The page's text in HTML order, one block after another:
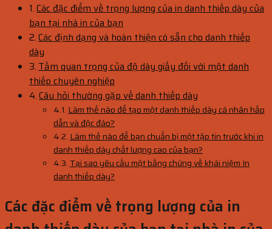
Các đặc điểm về trọng lượng của in danh thiếp dày của
bạn tại nhà in của bạn
Các định dạng và hoàn thiện có sẵn cho danh thiếp
dày
Tầm quan trọng của độ dày giấy đối với một danh
thiếp chuyên nghiệp
Câu hỏi thường gặp về danh thiếp dày
Làm thế nào để tạo một danh thiếp dày cá nhân hấp
dẫn và độc đáo?
Làm thế nào để bạn chuẩn bị một tập tin trước khi in
danh thiếp dày chất lượng cao của bạn?
Tại sao yêu cầu một bằng chứng về khái niệm In
danh thiếp dày?
Các đặc điểm về trọng lượng của in